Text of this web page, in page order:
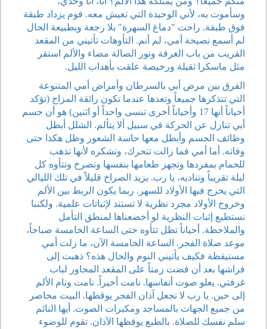
وسأموت به، لأني الوحيدة التي تعيش معه. فوم يزداد طبقة
فوق طبقة. راحت "دماغ السهرة" بلا رجعة وبطبيعة الحال
لم أسمع نصيحة أمي، لم أنم. التأوهات تأتيني من المقعد
القريب من باب الغرفة ونور الصالة مضاء والألم استقر
مثل ماسكرا ثقيلة ورخيصة علقت بأهداب الليل.
الفرق بين مرض أبي بالسرطان وأمراض أمي المتنوعة
التي تتذكرها جميعاً وتعدها عندما تكون رائقة المزاج (تؤكد
أحياناً أنها 17 وأحياناً أخرى تنسى واحداً أو اثنين) هو أن جسم
أبي تنازل عن الحركة في سبيل ألا يتألم. الشلل أبطل
وظائف الجسم وأبطل معها حاسة الشعور وظل هكذا حتى
وفاته. أما أمي فما زالت تتحرك، وتشكره لأنها تذهب
للحمام بمفردها وتجهز طعامها بنفسها وتصرخ وتتأوه كل
ليلة تقريباً وتناديه، يا رب. يزيد الصراخ قليلاً في تلك الليالي
التي يخرج فيها الأولاد للسهر. ربما يكون الربط بين الألم
وخروج الأولاد مجرد نظرية لا تستند لإثباتات علمية. ولكننا
نستطيع إثبات النظرية لو أخضعناها لمنطق التأمل
والملاحظة. أحياناً تظل تتأوه حتى الساعة الخامسة صباحاً،
موعد صلاة الفجر. الساعة الخامسة الآن، ما زلت أمي
مستيقظة فكيف يأتيني النوم والحال هذه؟ ذهبت إلى
فراشها بعد أن قضت زمناً على المقعد المجاور لباب
غرفتي. يعلو صوت أنفاسها. نامت أخيراً. نامت ونام الألم
إلى حين. يا رب لا تجعل آذان الفجر يوقظها. البيت محاصر
من جميع الجهات بالمساجد ومكبرات الصوت. أيها النائم
سلم نفسك للصلاة. بالطبع يوقظها الآذان. تقوم للوضوء